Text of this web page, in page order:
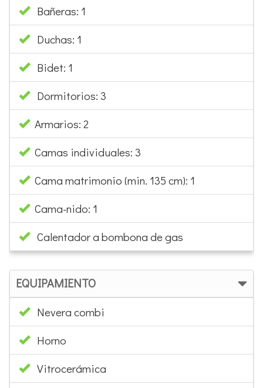
Bañeras: 1
Duchas: 1
Bidet: 1
Dormitorios: 3
Armarios: 2
Camas individuales: 3
Cama matrimonio (min. 135 cm): 1
Cama-nido: 1
Calentador a bombona de gas
EQUIPAMIENTO
Nevera combi
Horno
Vitrocerámica